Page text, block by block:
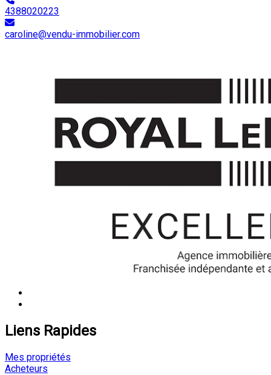
4388020223
caroline@vendu-immobilier.com
Liens Rapides
Mes propriétés
Acheteurs